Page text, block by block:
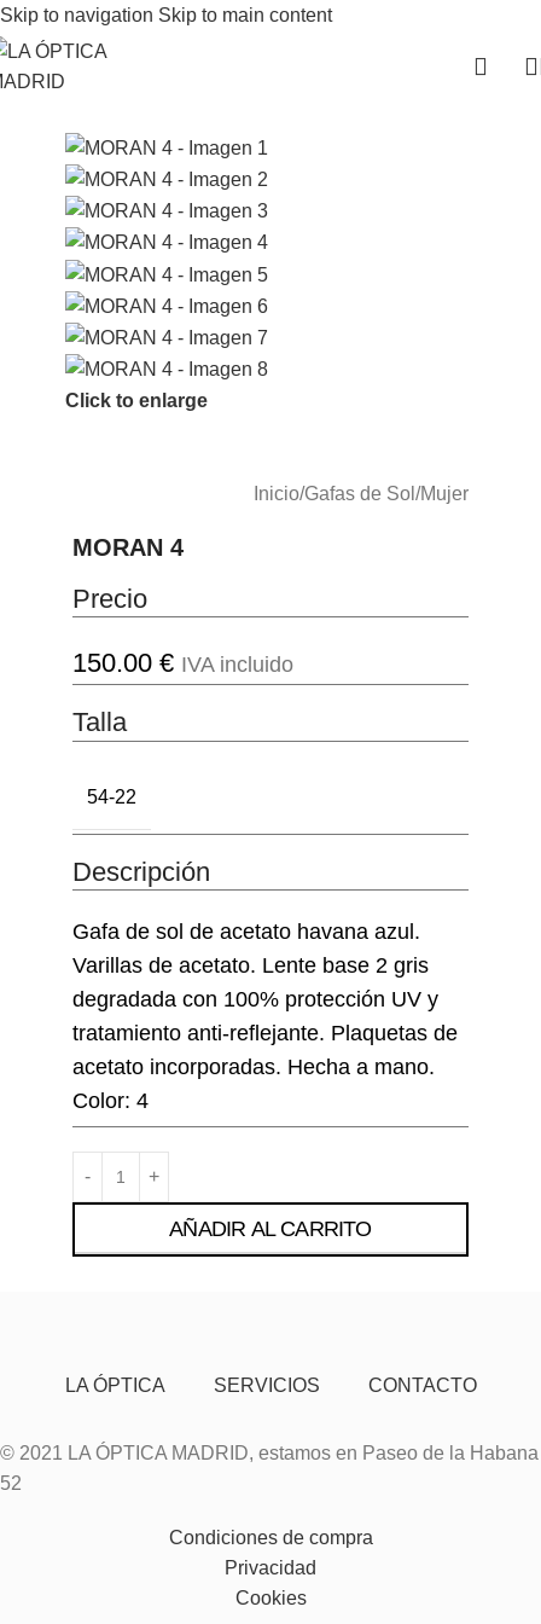
Skip to navigation Skip to main content
Click to enlarge
Inicio/Gafas de Sol/Mujer
MORAN 4
Precio
150.00 € IVA incluido
Talla
54-22
Descripción
Gafa de sol de acetato havana azul.
Varillas de acetato. Lente base 2 gris
degradada con 100% protección UV y
tratamiento anti-reflejante. Plaquetas de
acetato incorporadas. Hecha a mano.
Color: 4
AÑADIR AL CARRITO
LA ÓPTICA SERVICIOS CONTACTO
© 2021 LA ÓPTICA MADRID, estamos en Paseo de la Habana
52
Condiciones de compra
Privacidad
Cookies